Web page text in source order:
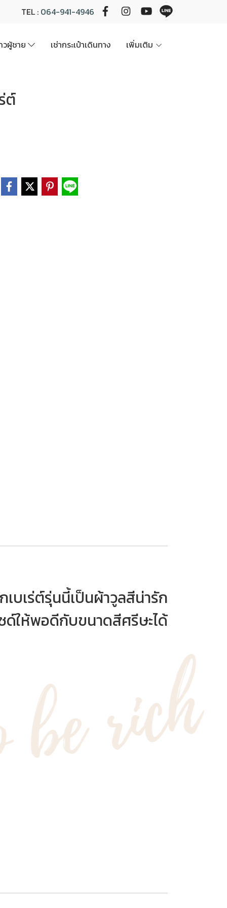
TEL : 064-941-4946
วผู้ชาย เช่ากระเป๋าเดินทาง เพิ่มเติม
ต์
เร่ต์รุ่นนี้เป็นผ้าวูลสีน่ารัก
ด์ให้พอดีกับขนาดสีศรีษะได้